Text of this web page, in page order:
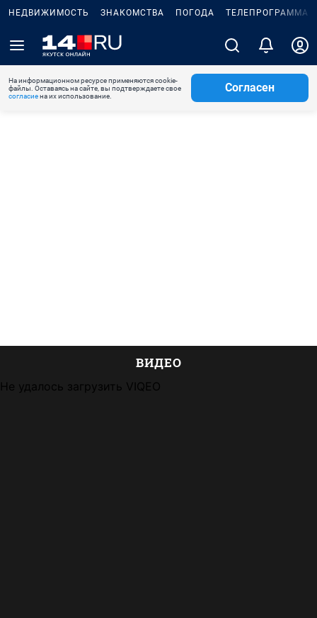
НЕДВИЖИМОСТЬ ЗНАКОМСТВА ПОГОДА ТЕЛЕПРОГРАММА
На информационном ресурсе применяются cookie-
файлы. Оставаясь на сайте, вы подтверждаете свое
согласиена их использование.
Согласен
ВИДЕО
Не удалось загрузить VIQEO